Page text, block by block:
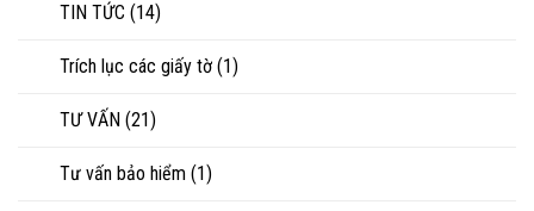
TIN TỨC (14)
Trích lục các giấy tờ (1)
TƯ VẤN (21)
Tư vấn bảo hiểm (1)